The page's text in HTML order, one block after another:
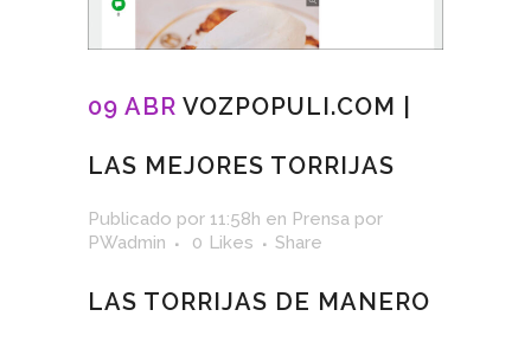
09 ABR VOZPOPULI.COM |
LAS MEJORES TORRIJAS
Publicado por 11:58h en Prensa por
PWadmin
0 Likes Share
LAS TORRIJAS DE MANERO